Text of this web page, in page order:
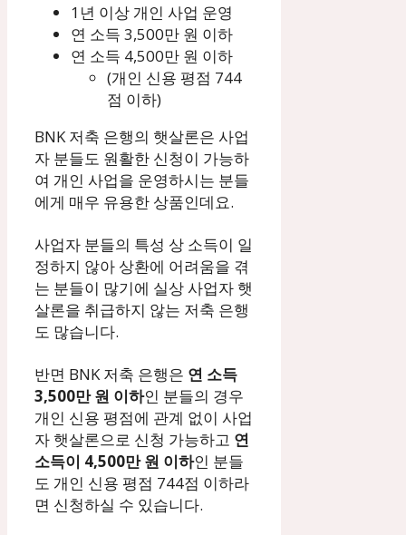
1년 이상 개인 사업 운영
연 소득 3,500만 원 이하
연 소득 4,500만 원 이하
(개인 신용 평점 744
점 이하)
BNK 저축 은행의 햇살론은 사업
자 분들도 원활한 신청이 가능하
여 개인 사업을 운영하시는 분들
에게 매우 유용한 상품인데요.
사업자 분들의 특성 상 소득이 일
정하지 않아 상환에 어려움을 겪
는 분들이 많기에 실상 사업자 햇
살론을 취급하지 않는 저축 은행
도 많습니다.
반면 BNK 저축 은행은 연 소득
3,500만 원 이하인 분들의 경우
개인 신용 평점에 관계 없이 사업
자 햇살론으로 신청 가능하고 연
소득이 4,500만 원 이하인 분들
도 개인 신용 평점 744점 이하라
면 신청하실 수 있습니다.